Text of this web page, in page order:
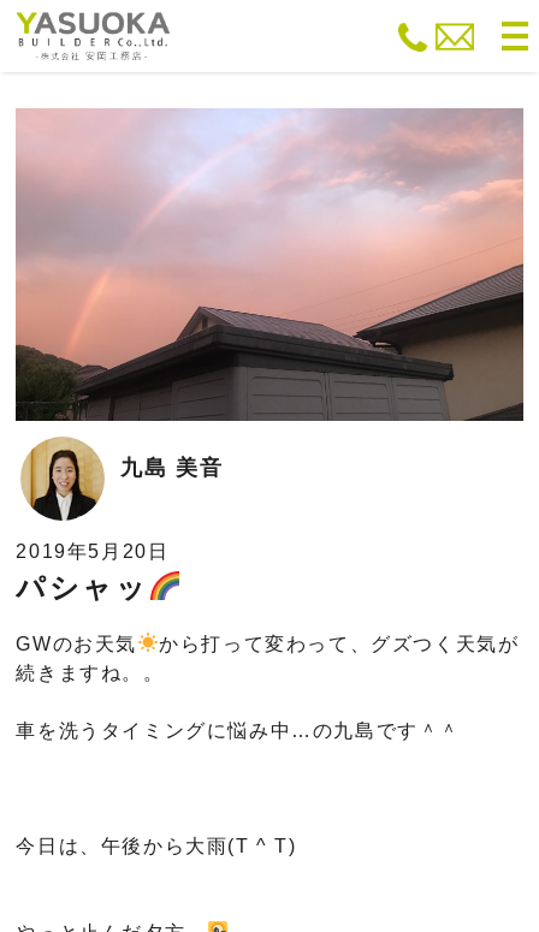
九島 美音
2019年5月20日
パシャッ
GWのお天気
から打って変わって、グズつく天気が
続きますね。。
車を洗うタイミングに悩み中…の九島です＾＾
今日は、午後から大雨(T ^ T)